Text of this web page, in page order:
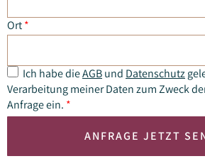
Ort*
Ich habe dieAGBund Datenschutz
Verarbeitung meiner Daten zum Zweck
Anfrage ein. *
ANFRAGE JETZT